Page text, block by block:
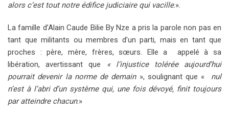
alors c’est tout notre édifice judiciaire qui vacille.».
La famille d’Alain Caude Bilie By Nze a pris la parole non pas en
tant que militants ou membres d’un parti, mais en tant que
proches : père, mère, frères, sœurs. Elle a appelé à sa
libération, avertissant que
« l’injustice tolérée aujourd’hui
pourrait devenir la norme de demain», soulignant que « nul
n’est à l’abri d’un système qui, une fois dévoyé, finit toujours
par atteindre chacun.»